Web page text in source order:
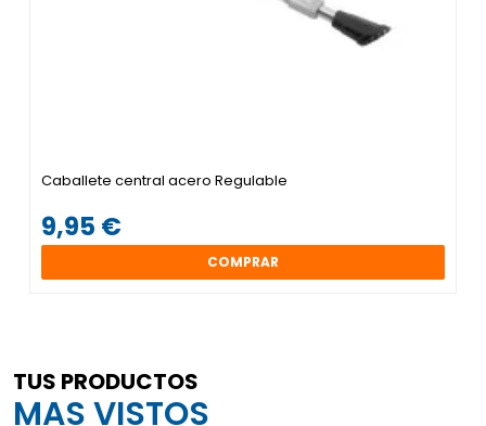
Caballete central acero Regulable
9,95 €
COMPRAR
TUS PRODUCTOS
MAS VISTOS